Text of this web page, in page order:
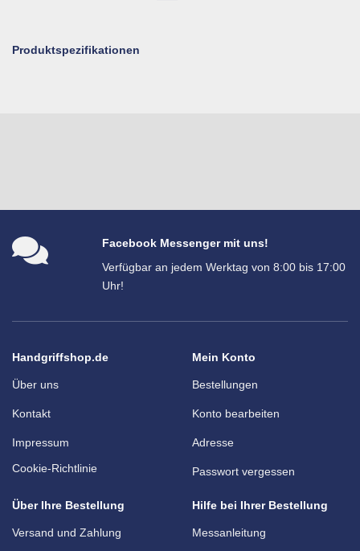
Produktspezifikationen
Facebook Messenger mit uns!
Verfügbar an jedem Werktag von 8:00 bis 17:00
Uhr!
Handgriffshop.de
Über uns
Kontakt
Impressum
Cookie-Richtlinie
Mein Konto
Bestellungen
Konto bearbeiten
Adresse
Passwort vergessen
Über Ihre Bestellung
Versand und Zahlung
Hilfe bei Ihrer Bestellung
Messanleitung